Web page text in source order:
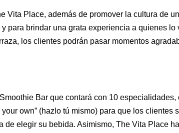
Vita Place, además de promover la cultura de
para brindar una grata experiencia a quienes
los clientes podrán pasar momentos
Bar que contará con 10
own” (hazlo tú mismo) para que los clientes
de elegir su bebida. Asimismo, The Vita Place